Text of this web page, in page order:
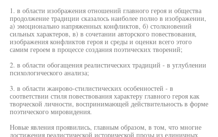
1. в области изображения отношений главного героя и общества
продолжение традиции сказалось наиболее полно в изображении,
а) эмоционально напряженных конфликтов, б) столкновений
сильных характеров, в) в сочетании авторского повествования,
изображения конфликтов героя и среды и оценки всего этого
самим героем в процессе создания поэтических творений;
2. в области обогащения реалистических традиций - в углублении
психологического анализа;
3. в области жанрово-стилистических особенностей - в
соответствии стиля повествования характеру главного героя как
творческой личности, воспринимающей действительность в форме
поэтического мировидения.
Новые явления проявились, главным образом, в том, что многие
достижения реалистической исторической прозы из единичных